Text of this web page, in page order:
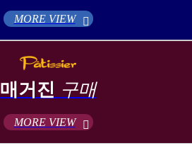
MORE VIEW
매거진 구매
MORE VIEW